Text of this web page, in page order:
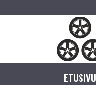
ETUSIVU